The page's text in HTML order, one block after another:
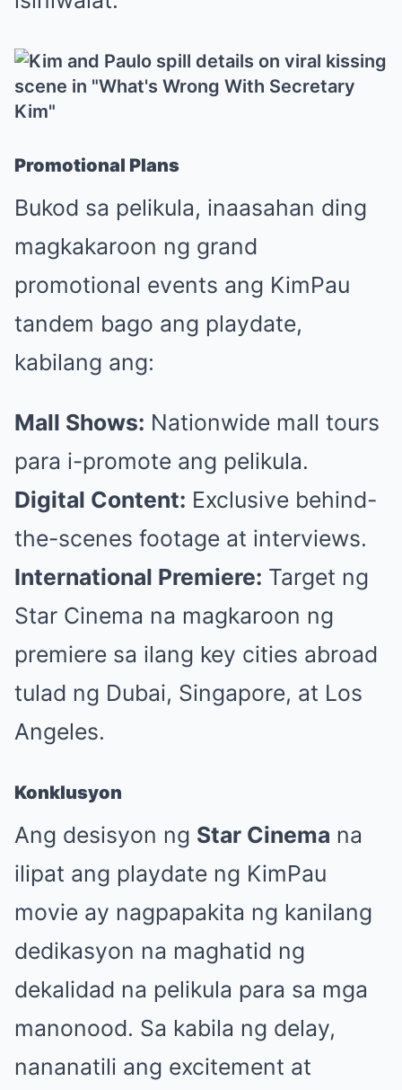
Promotional Plans
Bukod sa pelikula, inaasahan ding
magkakaroon ng grand
promotional events ang KimPau
tandem bago ang playdate,
kabilang ang:
Mall Shows: Nationwide mall tours
para i-promote ang pelikula.
Digital Content: Exclusive behind-
the-scenes footage at interviews.
International Premiere: Target ng
Star Cinema na magkaroon ng
premiere sa ilang key cities abroad
tulad ng Dubai, Singapore, at Los
Angeles.
Konklusyon
Ang desisyon ng Star Cinema na
ilipat ang playdate ng KimPau
movie ay nagpapakita ng kanilang
dedikasyon na maghatid ng
dekalidad na pelikula para sa mga
manonood. Sa kabila ng delay,
nananatili ang excitement at